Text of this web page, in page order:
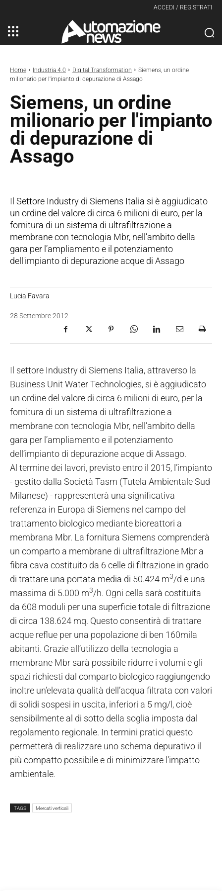
ACCEDI / REGISTRATI
Home Industria 4.0 Digital Transformation
Siemens, un ordine
milionario per l'impianto di depurazione di Assago
Siemens, un ordine
milionario per l'impianto
di depurazione di
Assago
Il Settore Industry di Siemens Italia si è aggiudicato
un ordine del valore di circa 6 milioni di euro, per la
fornitura di un sistema di ultrafiltrazione a
membrane con tecnologia Mbr, nell’ambito della
gara per l’ampliamento e il potenziamento
dell'impianto di depurazione acque di Assago
Lucia Favara
28 Settembre 2012
Il settore Industry di Siemens Italia, attraverso la
Business Unit Water Technologies, si è aggiudicato
un ordine del valore di circa 6 milioni di euro, per la
fornitura di un sistema di ultrafiltrazione a
membrane con tecnologia Mbr, nell’ambito della
gara per l’ampliamento e il potenziamento
dell’impianto di depurazione acque di Assago.
Al termine dei lavori, previsto entro il 2015, l’impianto
- gestito dalla Società Tasm (Tutela Ambientale Sud
Milanese) - rappresenterà una significativa
referenza in Europa di Siemens nel campo del
trattamento biologico mediante bioreattori a
membrana Mbr. La fornitura Siemens comprenderà
un comparto a membrane di ultrafiltrazione Mbr a
fibra cava costituito da 6 celle di filtrazione in grado
di trattare una portata media di 50.424 m3/d e una
massima di 5.000 m3/h. Ogni cella sarà costituita
da 608 moduli per una superficie totale di filtrazione
di circa 138.624 mq. Questo consentirà di trattare
acque reflue per una popolazione di ben 160mila
abitanti. Grazie all’utilizzo della tecnologia a
membrane Mbr sarà possibile ridurre i volumi e gli
spazi richiesti dal comparto biologico raggiungendo
inoltre un’elevata qualità dell’acqua filtrata con valori
di solidi sospesi in uscita, inferiori a 5 mg/l, cioè
sensibilmente al di sotto della soglia imposta dal
regolamento regionale. In termini pratici questo
permetterà di realizzare uno schema depurativo il
più compatto possibile e di minimizzare l’impatto
ambientale.
TAGS Mercati verticali